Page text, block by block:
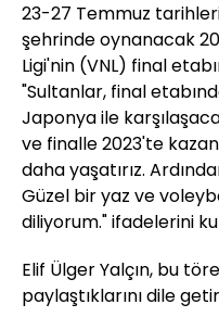
23-27 Temmuz
şehrinde oynanacak
Ligi'nin (VNL) final
"Sultanlar, final
Japonya ile
ve finalle 2023'te
daha yaşatırız.
Güzel bir yaz ve
diliyorum." ifadelerini
Elif Ülger Yalçın, bu
paylaştıklarını dile